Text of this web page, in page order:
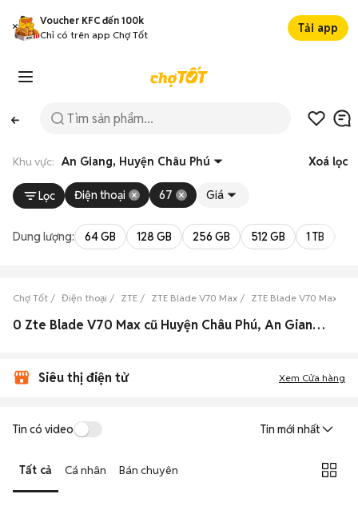
Voucher KFC đến 100k
Chỉ có trên app Chợ Tốt
Tải app
Khu vực: An Giang, Huyện Châu Phú Xoá lọc
Lọc Điện thoại 67 Giá
Dung lượng: 64 GB 128 GB 256 GB 512 GB 1 TB
Chợ Tốt Điện thoại ZTE ZTE Blade V70 Max ZTE Blade V70 Max An
0 Zte Blade V70 Max cũ Huyện Châu Phú, An Giang đẹp
Siêu thị điện tử Xem Cửa hàng
Tin có video Tin mới nhất
Tất cả Cá nhân Bán chuyên